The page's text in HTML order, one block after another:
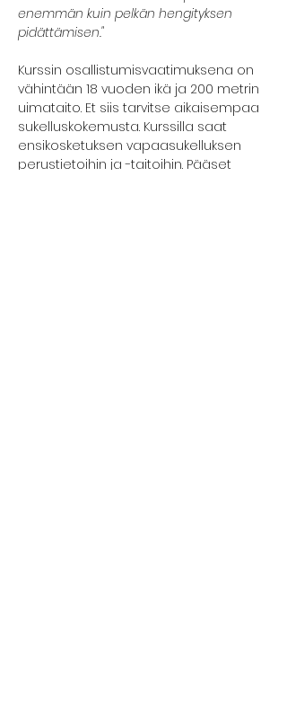
enemmän kuin pelkän hengityksen
pidättämisen."
Kurssin osallistumisvaatimuksena on
vähintään 18 vuoden ikä ja 200 metrin
uimataito. Et siis tarvitse aikaisempaa
sukelluskokemusta. Kurssilla saat
ensikosketuksen vapaasukelluksen
perustietoihin ja -taitoihin. Pääset